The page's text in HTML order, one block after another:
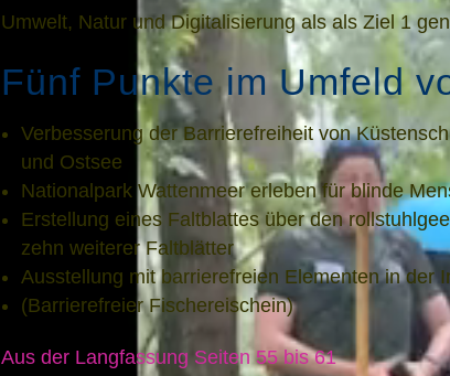
Umwelt, Natur und Digitalisierung als als Ziel 1
Fünf Punkte im Umfeld
Verbesserung der Barrierefreiheit von
und Ostsee
Nationalpark Wattenmeer erleben für blinde
Erstellung eines Faltblattes über den
zehn weiterer Faltblätter
Ausstellung mit barrierefreien Elementen in der
(Barrierefreier Fischereischein)
Aus der Langfassung Seiten 55 bis 61